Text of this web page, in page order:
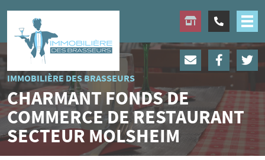
IMMOBILIÈRE DES BRASSEURS
CHARMANT FONDS DE
COMMERCE DE RESTAURANT
SECTEUR MOLSHEIM